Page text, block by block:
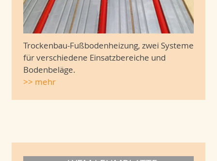
Trockenbau-Fußbodenheizung, zwei Systeme
für verschiedene Einsatzbereiche und
Bodenbeläge.
>> mehr